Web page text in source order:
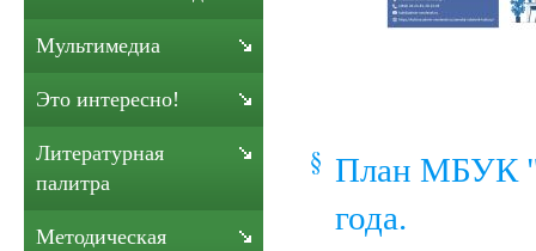
План МБУК
года.
Мультимедиа
Это интересно!
Литературная
палитра
Методическая